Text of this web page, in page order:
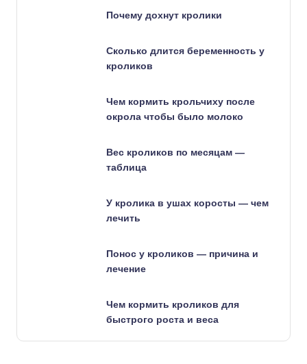
Почему дохнут кролики
Сколько длится беременность у
кроликов
Чем кормить крольчиху после
окрола чтобы было молоко
Вес кроликов по месяцам —
таблица
У кролика в ушах коросты — чем
лечить
Понос у кроликов — причина и
лечение
Чем кормить кроликов для
быстрого роста и веса